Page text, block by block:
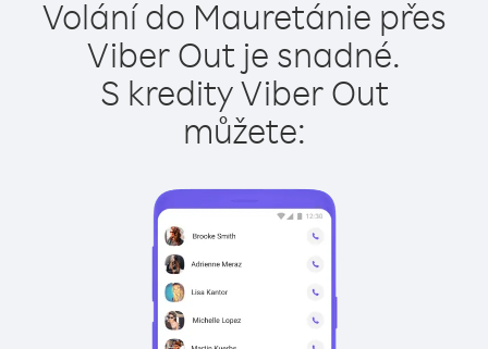
Volání do Mauretánie přes
Viber Out je snadné.
S kredity Viber Out
můžete: